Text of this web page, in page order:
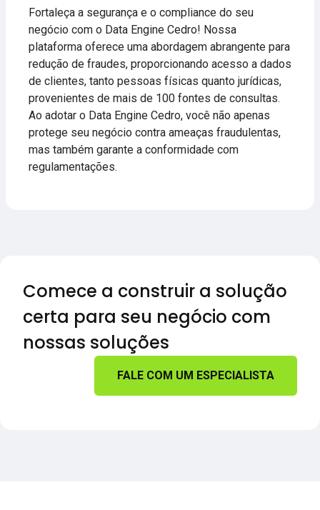
Fortaleça a segurança e o compliance do seu
negócio com o Data Engine Cedro! Nossa
plataforma oferece uma abordagem abrangente para
redução de fraudes, proporcionando acesso a dados
de clientes, tanto pessoas físicas quanto jurídicas,
provenientes de mais de 100 fontes de consultas.
Ao adotar o Data Engine Cedro, você não apenas
protege seu negócio contra ameaças fraudulentas,
mas também garante a conformidade com
regulamentações.
Comece a construir a solução
certa para seu negócio com
nossas soluções
FALE COM UM ESPECIALISTA